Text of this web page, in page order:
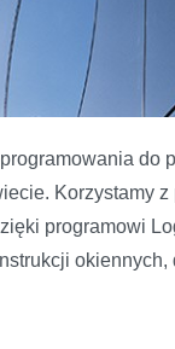
do
Korzystamy
programowi